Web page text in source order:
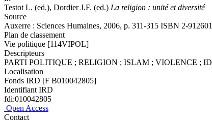
Testot L. (ed.), Dordier J.F. (ed.) La religion : unité et diversité
Source
Auxerre : Sciences Humaines, 2006, p. 311-315 ISBN 2-
Plan de classement
Vie politique [114VIPOL]
Descripteurs
PARTI POLITIQUE ; RELIGION ; ISLAM ; VIOLENCE ;
Localisation
Fonds IRD [F B010042805]
Identifiant IRD
fdi:010042805
Open Access
Contact